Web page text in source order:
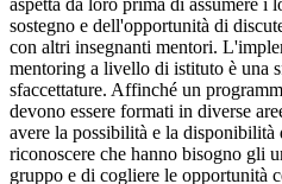
sostegno e dell'opportunità di
con altri insegnanti mentori.
mentoring a livello di istituto è una
sfaccettature. Affinché un
devono essere formati in diverse
avere la possibilità e la
riconoscere che hanno bisogno gli
gruppo e di cogliere le opportunità